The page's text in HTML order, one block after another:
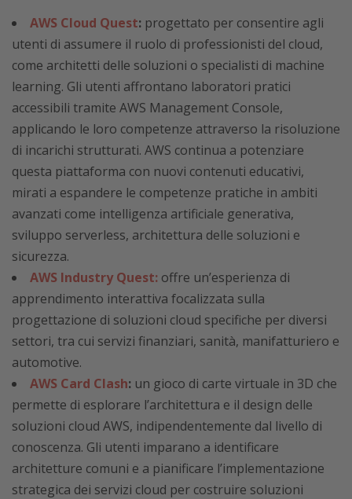
AWS Cloud Quest: progettato per consentire agli
utenti di assumere il ruolo di professionisti del cloud,
come architetti delle soluzioni o specialisti di machine
learning. Gli utenti affrontano laboratori pratici
accessibili tramite AWS Management Console,
applicando le loro competenze attraverso la risoluzione
di incarichi strutturati. AWS continua a potenziare
questa piattaforma con nuovi contenuti educativi,
mirati a espandere le competenze pratiche in ambiti
avanzati come intelligenza artificiale generativa,
sviluppo serverless, architettura delle soluzioni e
sicurezza.
AWS Industry Quest: offre un’esperienza di
apprendimento interattiva focalizzata sulla
progettazione di soluzioni cloud specifiche per diversi
settori, tra cui servizi finanziari, sanità, manifatturiero e
automotive.
AWS Card Clash: un gioco di carte virtuale in 3D che
permette di esplorare l’architettura e il design delle
soluzioni cloud AWS, indipendentemente dal livello di
conoscenza. Gli utenti imparano a identificare
architetture comuni e a pianificare l’implementazione
strategica dei servizi cloud per costruire soluzioni